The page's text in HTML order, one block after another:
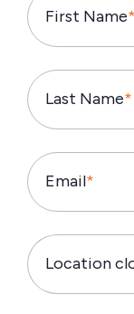
First Name*
Last Name*
Email*
Location